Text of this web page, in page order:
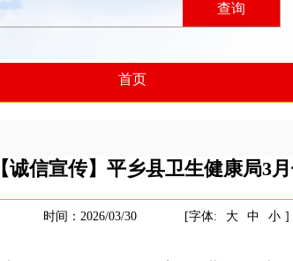
查询
首页
【诚信宣传】平乡县卫生健康局3
时间：2026/03/30 [字体: 大 中 小 ]